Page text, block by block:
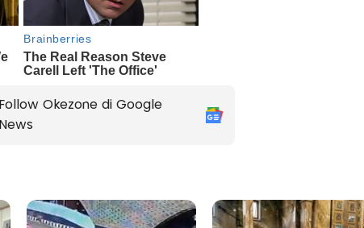
Follow Okezone di Google
News